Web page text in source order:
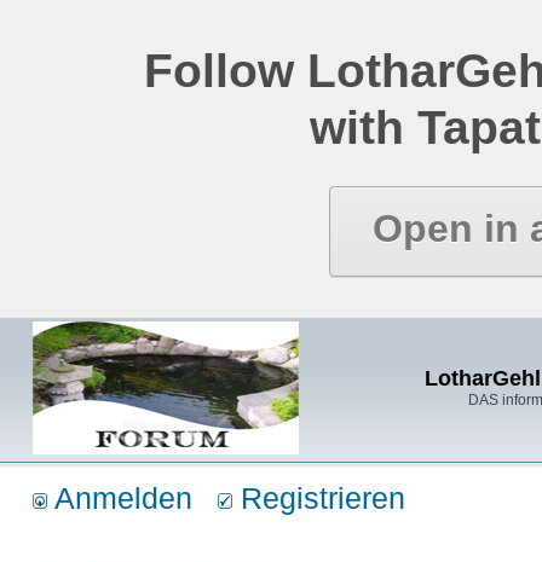
Follow
with
Open in
DAS
Anmelden Registrieren